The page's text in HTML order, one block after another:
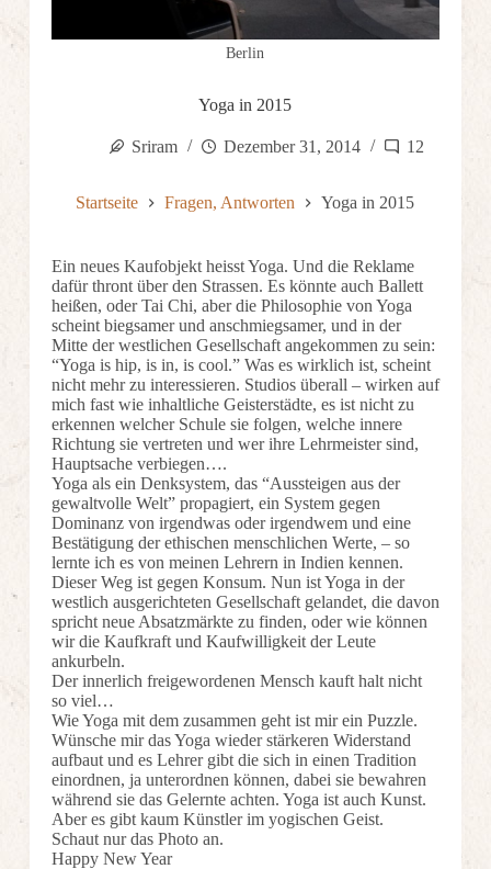
Berlin
Yoga in 2015
Sriram Dezember 31, 2014 12
Startseite Fragen, Antworten Yoga in 2015
Ein neues Kaufobjekt heisst Yoga. Und die Reklame
dafür thront über den Strassen. Es könnte auch Ballett
heißen, oder Tai Chi, aber die Philosophie von Yoga
scheint biegsamer und anschmiegsamer, und in der
Mitte der westlichen Gesellschaft angekommen zu sein:
“Yoga is hip, is in, is cool.” Was es wirklich ist, scheint
nicht mehr zu interessieren. Studios überall – wirken auf
mich fast wie inhaltliche Geisterstädte, es ist nicht zu
erkennen welcher Schule sie folgen, welche innere
Richtung sie vertreten und wer ihre Lehrmeister sind,
Hauptsache verbiegen….
Yoga als ein Denksystem, das “Aussteigen aus der
gewaltvolle Welt” propagiert, ein System gegen
Dominanz von irgendwas oder irgendwem und eine
Bestätigung der ethischen menschlichen Werte, – so
lernte ich es von meinen Lehrern in Indien kennen.
Dieser Weg ist gegen Konsum. Nun ist Yoga in der
westlich ausgerichteten Gesellschaft gelandet, die davon
spricht neue Absatzmärkte zu finden, oder wie können
wir die Kaufkraft und Kaufwilligkeit der Leute
ankurbeln.
Der innerlich freigewordenen Mensch kauft halt nicht
so viel…
Wie Yoga mit dem zusammen geht ist mir ein Puzzle.
Wünsche mir das Yoga wieder stärkeren Widerstand
aufbaut und es Lehrer gibt die sich in einen Tradition
einordnen, ja unterordnen können, dabei sie bewahren
während sie das Gelernte achten. Yoga ist auch Kunst.
Aber es gibt kaum Künstler im yogischen Geist.
Schaut nur das Photo an.
Happy New Year